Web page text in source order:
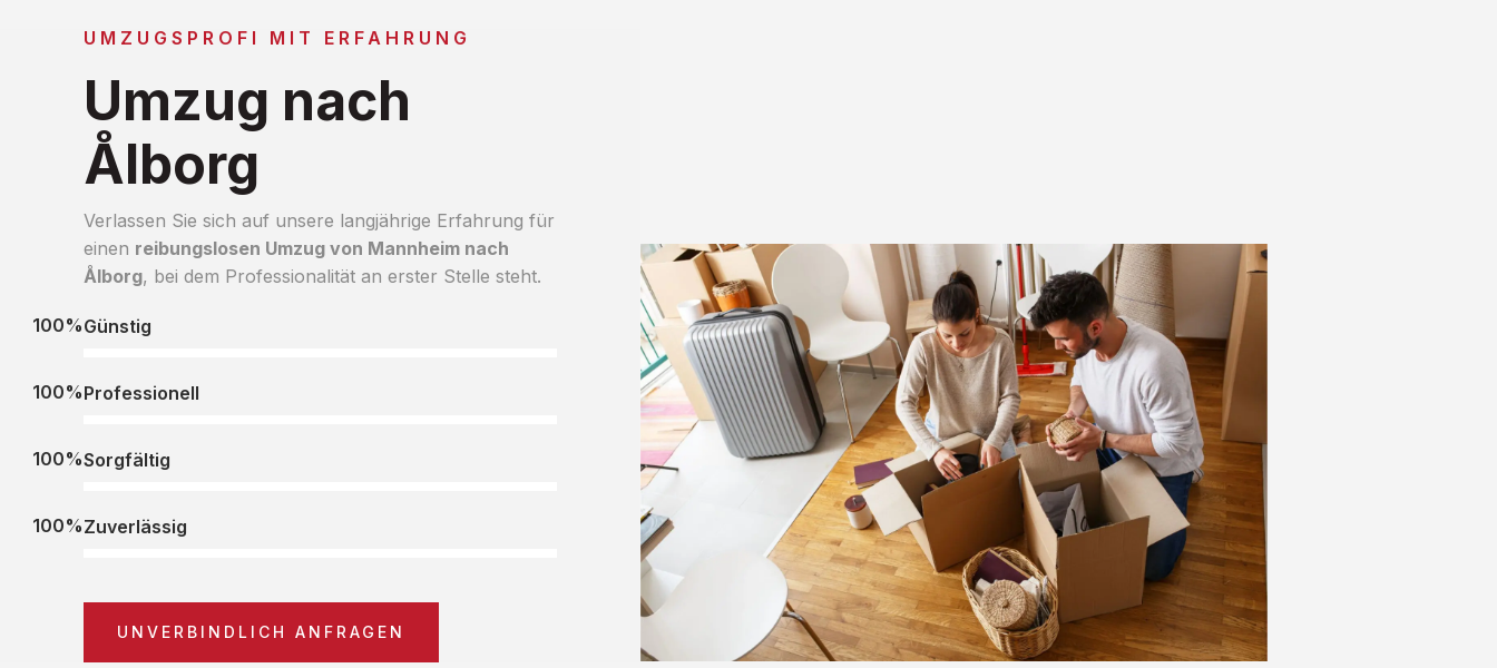
UMZUGSPROFI MIT ERFAHRUNG
Umzug nach
Ålborg
Verlassen Sie sich auf unsere langjährige Erfahrung für
einen reibungslosen Umzug von Mannheim nach
Ålborg, bei dem Professionalität an erster Stelle steht.
Günstig
100%
Professionell
100%
Sorgfältig
100%
Zuverlässig
100%
UNVERBINDLICH ANFRAGEN